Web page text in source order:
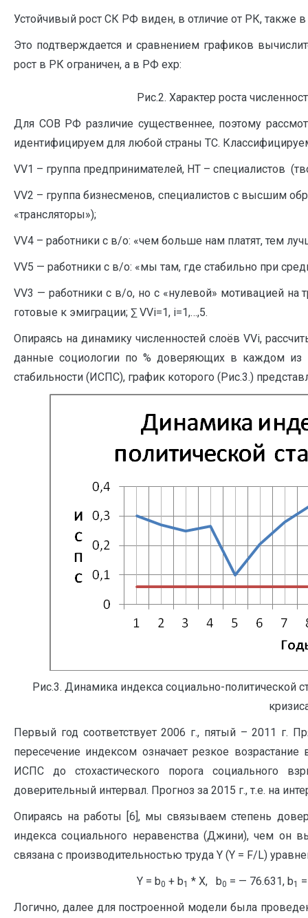
Устойчивый рост СК РФ виден, в отличие от РК, также в
Это подтверждается и сравнением графиков
рост в РК ограничен, а в РФ exp:
Рис.2. Характер роста
Для СОВ РФ различие существеннее, поэтому
идентифицируем для любой страны ТС.
VV1 – группа предпринимателей, НТ – специалистов
VV2 – группа бизнесменов, специалистов с высшим
«трансляторы»);
VV4 – работники с в/о: «чем больше нам платят, тем
VV5 — работники с в/о: «мы там, где стабильно при
VV3 — работники с в/о, но с «нулевой» мотивацией на
готовые к эмиграции; ∑ VVi=1, i=1,…,5.
Опираясь на динамику численностей слоёв VVi,
данные социологии по % доверяющих в каждом из
стабильности (ИСПС), график которого (Рис.3.)
Рис.3. Динамика индекса социально-политической
Первый год соответствует 2006 г., пятый – 2011 г.
пересечение индексом означает резкое
ИСПС до стохастического порога социального
доверительный интервал. Прогноз за 2015 г., т.е. на
Опираясь на работы [6], мы связываем степень
индекса социального неравенства (Джини), чем он
связана с производительностью труда Y (Y = F/L)
Y = b0 + b1 * X, b0 = — 76.631, b1
Логично, далее для построенной модели была